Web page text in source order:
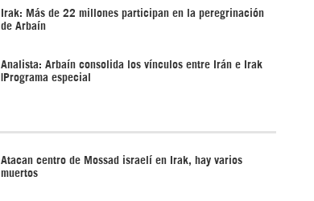
Irak: Más de 22 millones participan en la peregrinación
de Arbaín
Analista: Arbaín consolida los vínculos entre Irán e Irak
|Programa especial
Atacan centro de Mossad israelí en Irak, hay varios
muertos